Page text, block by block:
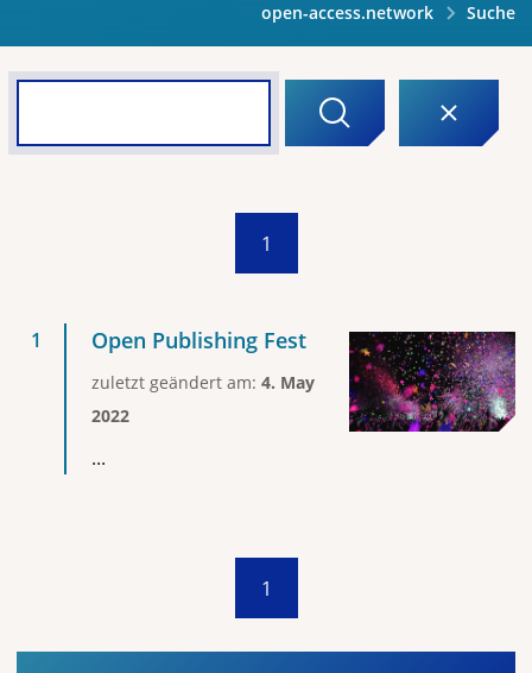
open-access.network Suche
1
Open Publishing Fest
zuletzt geändert am: 4. May
2022
...
1